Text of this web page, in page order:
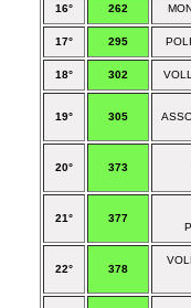
16° 262
17° 295
18° 302
19° 305
20° 373
21° 377
22° 378